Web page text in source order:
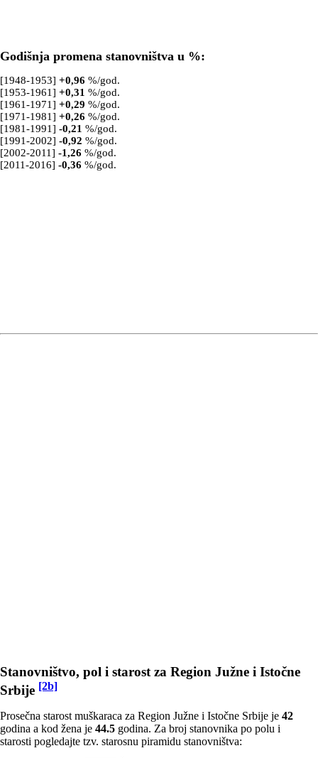
Godišnja promena stanovništva u %:
[1948-1953] +0,96 %/god.
[1953-1961] +0,31 %/god.
[1961-1971] +0,29 %/god.
[1971-1981] +0,26 %/god.
[1981-1991] -0,21 %/god.
[1991-2002] -0,92 %/god.
[2002-2011] -1,26 %/god.
[2011-2016] -0,36 %/god.
Stanovništvo, pol i starost za Region Južne i Istočne
Srbije [2b]
Prosečna starost muškaraca za Region Južne i Istočne Srbije je 42
godina a kod žena je 44.5 godina. Za broj stanovnika po polu i
starosti pogledajte tzv. starosnu piramidu stanovništva: